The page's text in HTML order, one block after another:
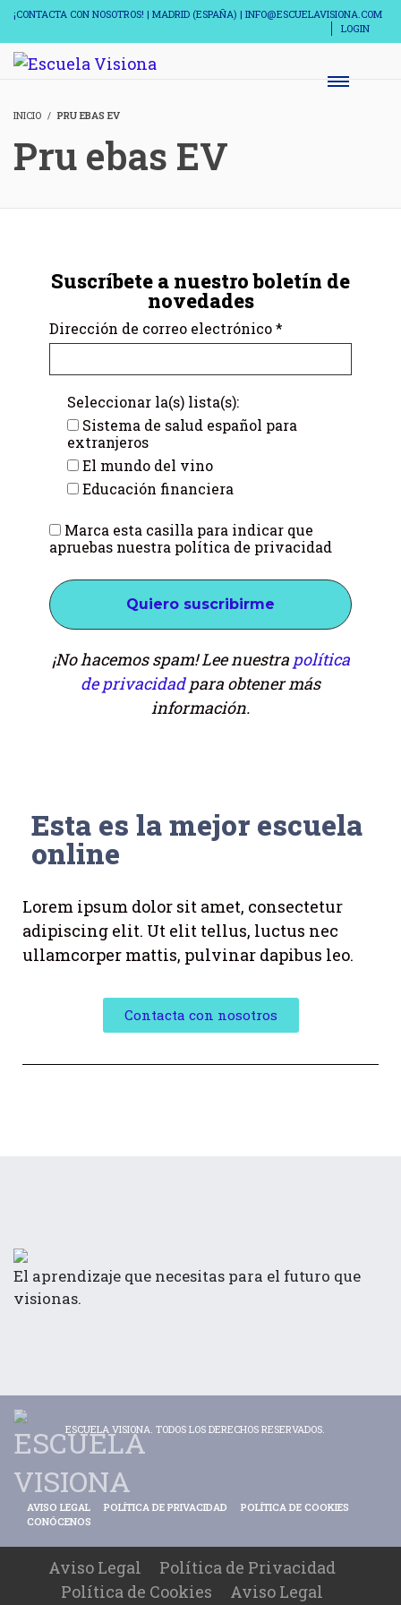
¡CONTACTA CON NOSOTROS! | MADRID (ESPAÑA) | INFO@ESCUELAVISIONA.COM
LOGIN
INICIO PRU EBAS EV
Pru ebas EV
Suscríbete a nuestro boletín de
novedades
Dirección de correo electrónico*
Seleccionar la(s) lista(s):
Sistema de salud español para
extranjeros
El mundo del vino
Educación financiera
Marca esta casilla para indicar que
apruebas nuestra política de privacidad
¡No hacemos spam! Lee nuestra política
de privacidadpara obtener más
información.
Esta es la mejor escuela
online
Lorem ipsum dolor sit amet, consectetur
adipiscing elit. Ut elit tellus, luctus nec
ullamcorper mattis, pulvinar dapibus leo.
Contacta con nosotros
El aprendizaje que necesitas para el futuro que
visionas.
ESCUELA VISIONA. TODOS LOS DERECHOS RESERVADOS.
AVISO LEGAL POLÍTICA DE PRIVACIDAD
POLÍTICA DE COOKIES
CONÓCENOS
Aviso Legal
Política de Privacidad
Política de Cookies
Aviso Legal